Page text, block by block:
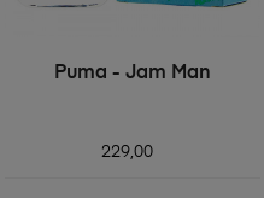
Puma - Jam Man
229,00